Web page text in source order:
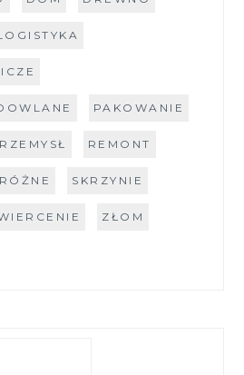
PAKOWANIE
REMONT
RÓŻNE SKRZYNIE
ZŁOM